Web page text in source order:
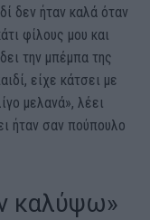
δεν ήταν καλά όταν
φίλους μου και
την μπέμπα της
είχε κάτσει με
μελανά», λέει
ήταν σαν πούπουλο
καλύψω»